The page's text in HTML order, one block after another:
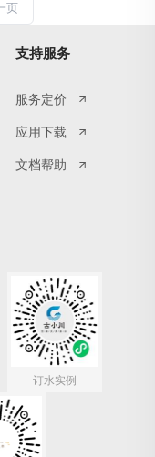
页
支持服务
服务定价
应用下载
文档帮助
订水实例